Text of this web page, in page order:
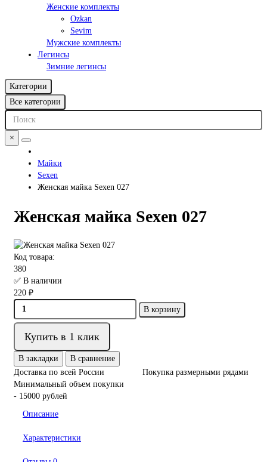
Женские комплекты
Ozkan
Sevim
Мужские комплекты
Легинсы
Зимние легинсы
Категории
Все категории
×
Майки
Sexen
Женская майка Sexen 027
Женская майка Sexen 027
Код товара:
380
✅ В наличии
220 ₽
В корзину
Купить в 1 клик
В закладки
В сравнение
Доставка по всей России
Покупка размерными рядами
Минимальный объем покупки
- 15000 рублей
Описание
Характеристики